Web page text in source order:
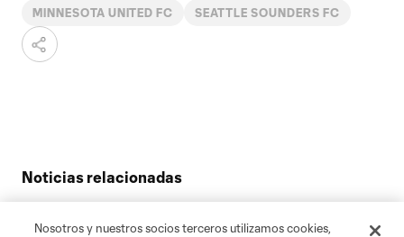
MINNESOTA UNITED FC SEATTLE SOUNDERS FC
Noticias relacionadas
rivalidad de CONCACAF
Nosotros y nuestros socios terceros utilizamos cookies,